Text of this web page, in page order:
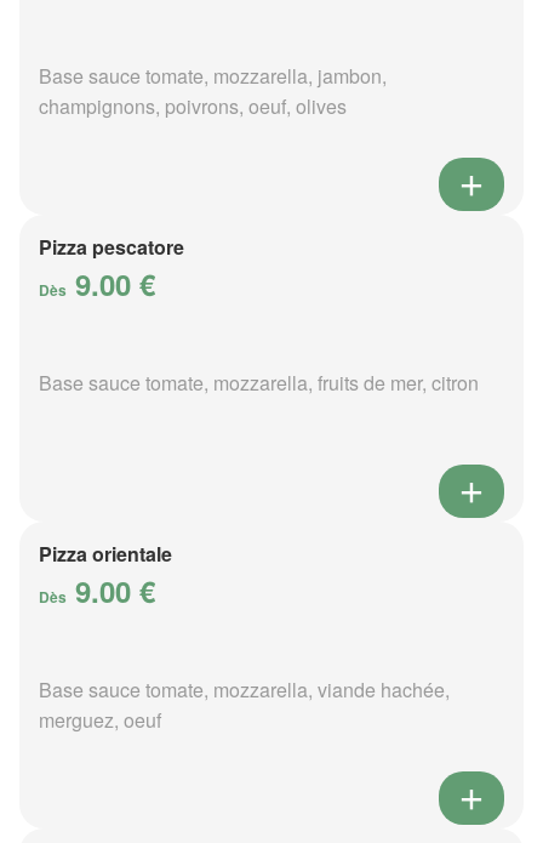
Base sauce tomate, mozzarella, jambon,
champignons, poivrons, oeuf, olives
Pizza pescatore
Dès 9.00 €
Base sauce tomate, mozzarella, fruits de mer, citron
Pizza orientale
Dès 9.00 €
Base sauce tomate, mozzarella, viande hachée,
merguez, oeuf